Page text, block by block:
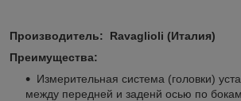
Производитель: Ravaglioli (Италия)
Преимущества:
Измерительная система (головки)
между передней и заденй осью по